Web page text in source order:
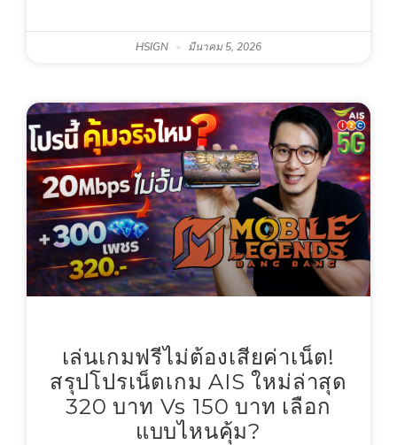
HSIGN มีนาคม 5, 2026
เล่นเกมฟรีไม่ต้องเสียค่าเน็ต!
สรุปโปรเน็ตเกม AIS ใหม่ล่าสุด
320 บาท Vs 150 บาท เลือก
แบบไหนคุ้ม?